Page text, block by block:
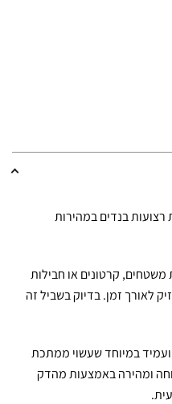
רצועות בנדים במהירות
קרטונים או חבילות
לאורך זמן. בדיוק בשביל זה
ועמיד במיוחד שעשוי ממתכת
ומהירה באמצעות מהדק